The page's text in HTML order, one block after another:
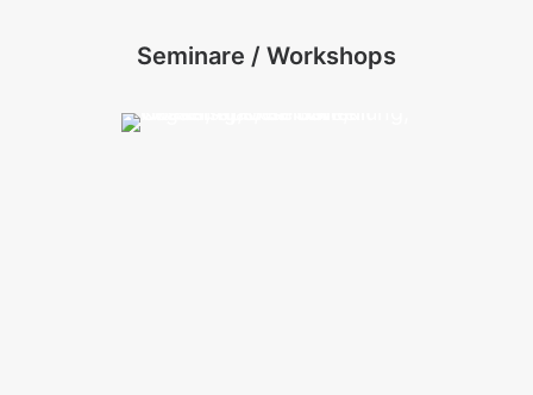
Seminare / Workshops